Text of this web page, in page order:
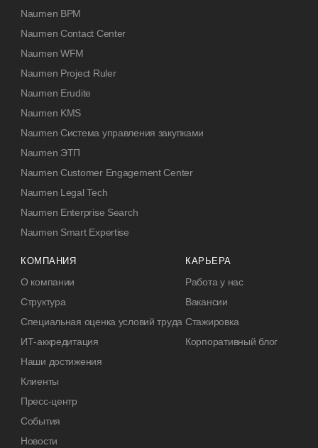
Naumen BPM
Naumen Contact Center
Naumen WFM
Naumen Project Ruler
Naumen Erudite
Naumen KMS
Naumen Система управления закупками
Naumen ЭТП
Naumen Customer Engagement Center
Naumen Legal Tech
Naumen Enterprise Search
Naumen Smart Expertise
КОМПАНИЯ
О компании
Структура
Специальная оценка условий труда
ИТ-аккредитация
Наши достижения
Клиенты
Пресс-центр
События
Новости
КАРЬЕРА
Работа у нас
Вакансии
Стажировка
Корпоративный блог